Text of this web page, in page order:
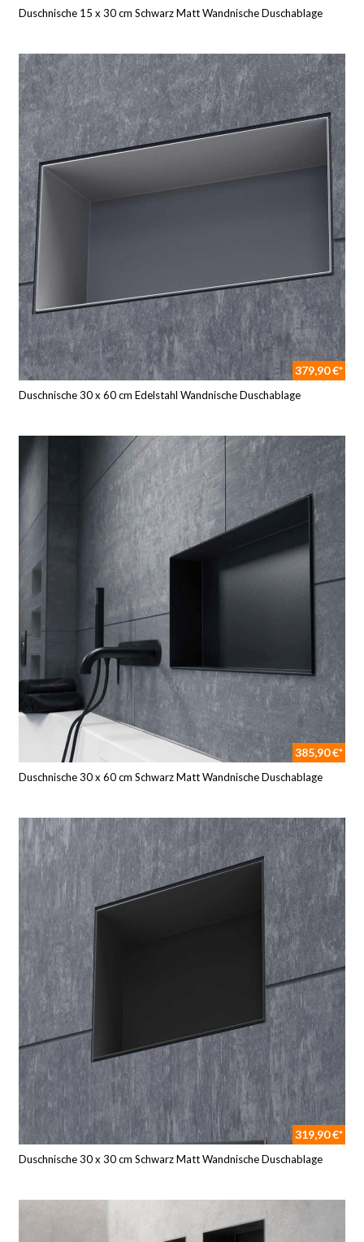
Duschnische 15 x 30 cm Schwarz Matt Wandnische Duschablage
379,90 €*
Duschnische 30 x 60 cm Edelstahl Wandnische Duschablage
385,90 €*
Duschnische 30 x 60 cm Schwarz Matt Wandnische Duschablage
319,90 €*
Duschnische 30 x 30 cm Schwarz Matt Wandnische Duschablage